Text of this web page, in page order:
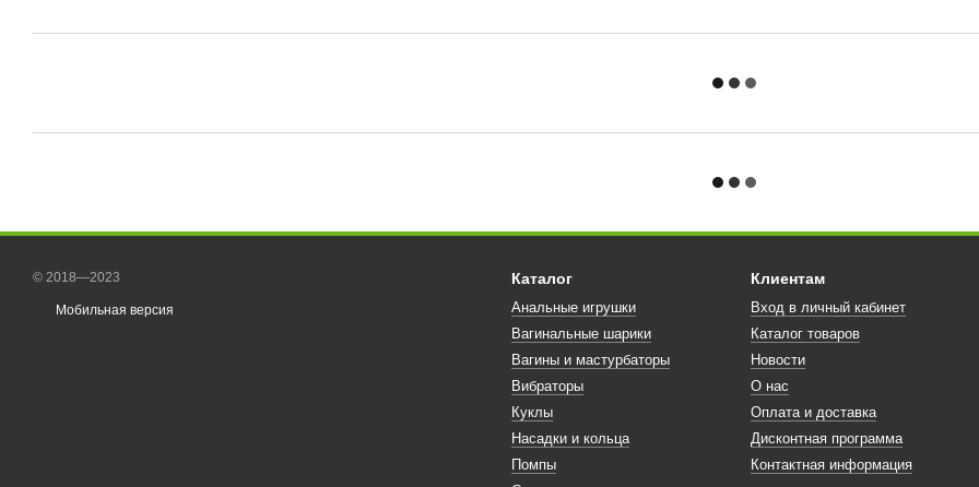
© 2018—2023
Мобильная версия
Каталог
Анальные игрушки
Вагинальные шарики
Вагины и мастурбаторы
Вибраторы
Куклы
Насадки и кольца
Помпы
Клиентам
Вход в личный кабинет
Каталог товаров
Новости
О нас
Оплата и доставка
Дисконтная программа
Контактная информация